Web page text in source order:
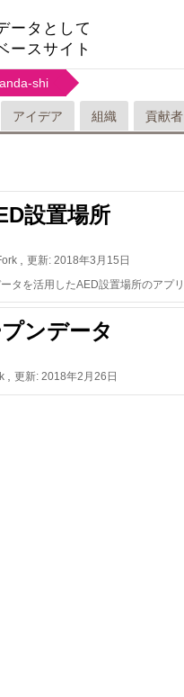
ータとして
ースサイト
shi
アイデア 組織 貢献者
設置場所
更新: 2018年3月15日
タを活用したAED設置場所のアプリ
ンデータ
更新: 2018年2月26日